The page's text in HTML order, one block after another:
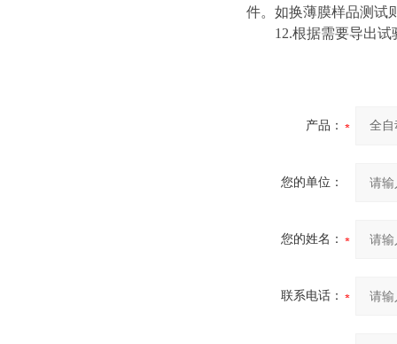
件。如换薄膜样品测试
12.根据需要导出试
产品：
您的单位：
您的姓名：
联系电话：